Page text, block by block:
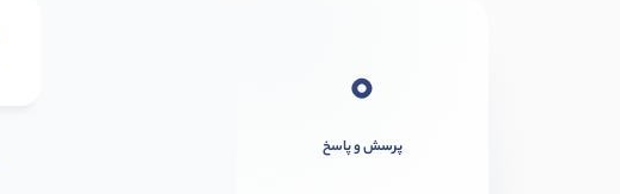
0
پرسش و پاسخ